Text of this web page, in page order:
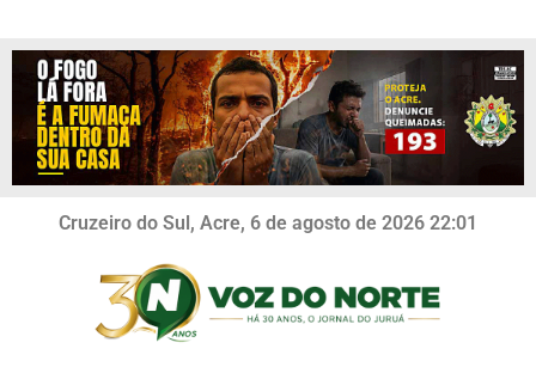
Cruzeiro do Sul, Acre, 6 de agosto de 2026 22:01